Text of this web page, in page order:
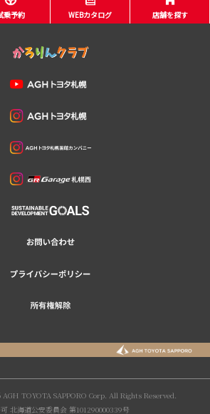
乗予約 WEBカタログ 店舗を探す
TOYOTA SAPPORO Corp. All Rights Reserved.
北海道公安委員会 第101290000339号